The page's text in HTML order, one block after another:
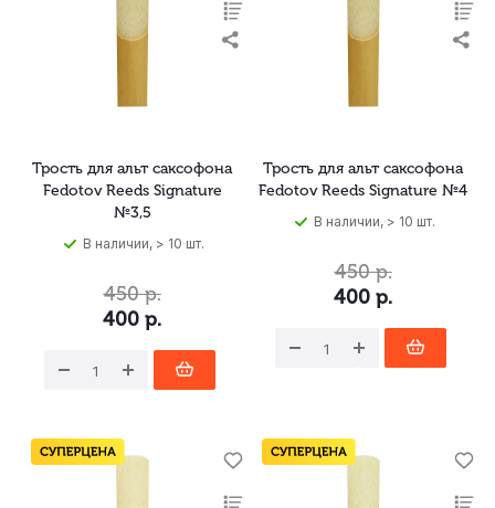
Трость для альт саксофона
Fedotov Reeds Signature
№3,5
В наличии, > 10 шт.
400 р.
450р.
Трость для альт саксофона
Fedotov Reeds Signature №4
В наличии, > 10 шт.
400 р.
450р.